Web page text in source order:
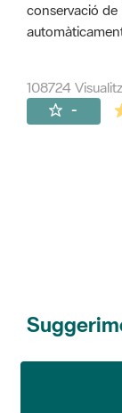
conservació de
108724
-